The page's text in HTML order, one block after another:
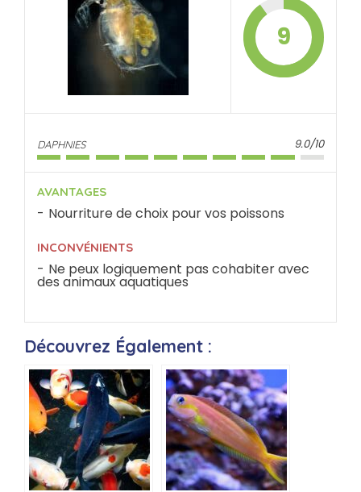
9
DAPHNIES 9.0/10
AVANTAGES
Nourriture de choix pour vos poissons
INCONVÉNIENTS
Ne peux logiquement pas cohabiter avec
des animaux aquatiques
Découvrez Également :